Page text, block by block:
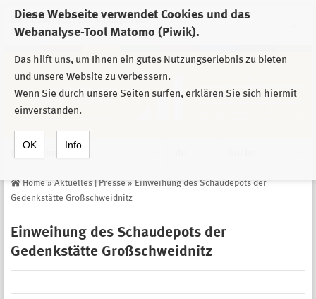
Diese Webseite verwendet Cookies und das
Webanalyse-Tool Matomo (Piwik).
Das hilft uns, um Ihnen ein gutes Nutzungserlebnis zu bieten
und unsere Website zu verbessern.
Wenn Sie durch unsere Seiten surfen, erklären Sie sich hiermit
einverstanden.
OK Info
Zur Auswahl der Einrichtungen der
Stiftung Sächsische Gedenkstätten
Home » Aktuelles | Presse » Einweihung des Schaudepots der
Gedenkstätte Großschweidnitz
Einweihung des Schaudepots der
Gedenkstätte Großschweidnitz